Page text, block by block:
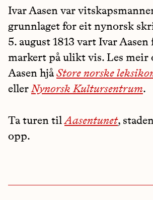
Ivar Aasen var
grunnlaget for eit nynorsk
5. august 1813 vart Ivar
markert på ulikt vis. Les meir
Aasen hjå Store norske
ellerNynorsk Kultursentrum.
Ta turen tilAasentunet,
opp.